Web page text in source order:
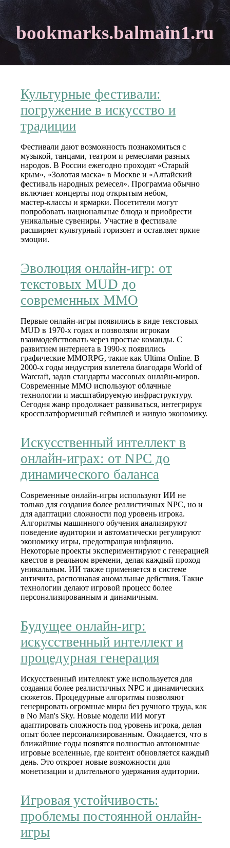
bookmarks.balmain1.ru
Культурные фестивали:
погружение в искусство и
традиции
Фестивали дают возможность познакомиться с
музыкой, танцами, театром и ремеслами разных
народов. В России ежегодно проходят «Старый
крым», «Золотая маска» в Москве и «Алтайский
фестиваль народных ремесел». Программа обычно
включает концерты под открытым небом,
мастер‑классы и ярмарки. Посетители могут
попробовать национальные блюда и приобрести
уникальные сувениры. Участие в фестивале
расширяет культурный горизонт и оставляет яркие
эмоции.
Эволюция онлайн‑игр: от
текстовых MUD до
современных MMO
Первые онлайн‑игры появились в виде текстовых
MUD в 1970‑х годах и позволяли игрокам
взаимодействовать через простые команды. С
развитием интернета в 1990‑х появились
графические MMORPG, такие как Ultima Online. В
2000‑х годы индустрия взлетела благодаря World of
Warcraft, задав стандарты массовых онлайн‑миров.
Современные MMO используют облачные
технологии и масштабируемую инфраструктуру.
Сегодня жанр продолжает развиваться, интегрируя
кроссплатформенный геймплей и живую экономику.
Искусственный интеллект в
онлайн‑играх: от NPC до
динамического баланса
Современные онлайн‑игры используют ИИ не
только для создания более реалистичных NPC, но и
для адаптации сложности под уровень игрока.
Алгоритмы машинного обучения анализируют
поведение аудитории и автоматически регулируют
экономику игры, предотвращая инфляцию.
Некоторые проекты экспериментируют с генерацией
квестов в реальном времени, делая каждый проход
уникальным. ИИ также применяется в системе
античита, распознавая аномальные действия. Такие
технологии делают игровой процесс более
персонализированным и динамичным.
Будущее онлайн‑игр:
искусственный интеллект и
процедурная генерация
Искусственный интеллект уже используется для
создания более реалистичных NPC и динамических
сюжетов. Процедурные алгоритмы позволяют
генерировать огромные миры без ручного труда, как
в No Man's Sky. Новые модели ИИ могут
адаптировать сложность под уровень игрока, делая
опыт более персонализированным. Ожидается, что в
ближайшие годы появятся полностью автономные
игровые вселенные, где контент обновляется каждый
день. Это откроет новые возможности для
монетизации и длительного удержания аудитории.
Игровая устойчивость:
проблемы постоянной онлайн-
игры